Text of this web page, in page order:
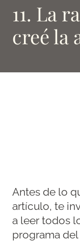
11. La
creé la
Antes de lo
artículo, te
a leer todos
programa